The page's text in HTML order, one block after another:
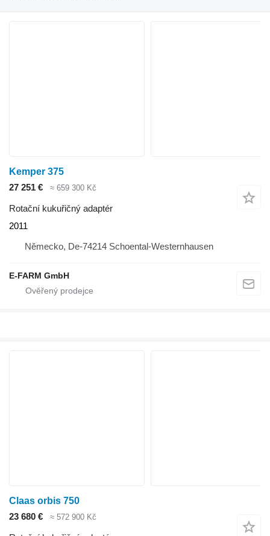
Kemper 375
27 251 €
≈ 659 300 Kč
Rotační kukuřičný adaptér
2011
Německo, De-74214 Schoental-Westernhausen
E-FARM GmbH
Claas orbis 750
23 680 €
≈ 572 900 Kč